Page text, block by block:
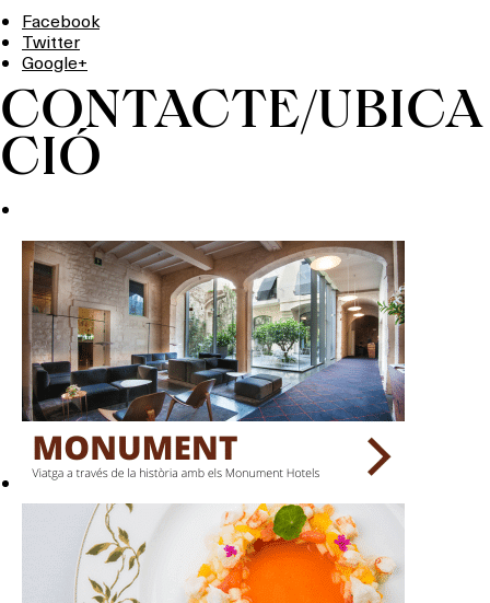
HOTELS
TERRASSES
BARS
SPAS
RESTAURANTS
SALES
Facebook
Twitter
Google+
CONTACTE/UBICA
CIÓ